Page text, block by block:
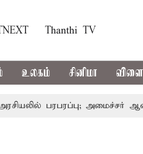
Thanthi TV
உலகம் சினிமா
பரபரப்பு; அமைச்சர் ஆனந்த்